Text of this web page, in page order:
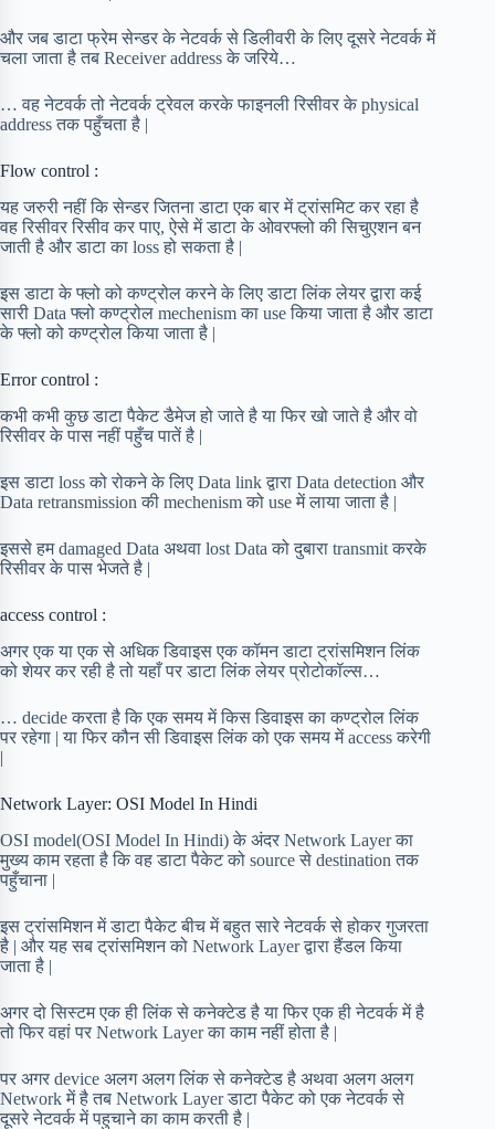
और जब डाटा फ्रेम सेन्डर के नेटवर्क से डिलीवरी के लिए दूसरे नेटवर्क में
चला जाता है तब Receiver address के जरिये…
… वह नेटवर्क तो नेटवर्क ट्रेवल करके फाइनली रिसीवर के physical
address तक पहुँचता है |
Flow control :
यह जरुरी नहीं कि सेन्डर जितना डाटा एक बार में ट्रांसमिट कर रहा है
वह रिसीवर रिसीव कर पाए, ऐसे में डाटा के ओवरफ्लो की सिचुएशन बन
जाती है और डाटा का loss हो सकता है |
इस डाटा के फ्लो को कण्ट्रोल करने के लिए डाटा लिंक लेयर द्वारा कई
सारी Data फ्लो कण्ट्रोल mechenism का use किया जाता है और डाटा
के फ्लो को कण्ट्रोल किया जाता है |
Error control :
कभी कभी कुछ डाटा पैकेट डैमेज हो जाते है या फिर खो जाते है और वो
रिसीवर के पास नहीं पहुँच पातें है |
इस डाटा loss को रोकने के लिए Data link द्वारा Data detection और
Data retransmission की mechenism को use में लाया जाता है |
इससे हम damaged Data अथवा lost Data को दुबारा transmit करके
रिसीवर के पास भेजते है |
access control :
अगर एक या एक से अधिक डिवाइस एक कॉमन डाटा ट्रांसमिशन लिंक
को शेयर कर रही है तो यहाँ पर डाटा लिंक लेयर प्रोटोकॉल्स…
… decide करता है कि एक समय में किस डिवाइस का कण्ट्रोल लिंक
पर रहेगा | या फिर कौन सी डिवाइस लिंक को एक समय में access करेगी
|
Network Layer: OSI Model In Hindi
OSI model(OSI Model In Hindi) के अंदर Network Layer का
मुख्य काम रहता है कि वह डाटा पैकेट को source से destination तक
पहुँचाना |
इस ट्रांसमिशन में डाटा पैकेट बीच में बहुत सारे नेटवर्क से होकर गुजरता
है | और यह सब ट्रांसमिशन को Network Layer द्वारा हैंडल किया
जाता है |
अगर दो सिस्टम एक ही लिंक से कनेक्टेड है या फिर एक ही नेटवर्क में है
तो फिर वहां पर Network Layer का काम नहीं होता है |
पर अगर device अलग अलग लिंक से कनेक्टेड है अथवा अलग अलग
Network में है तब Network Layer डाटा पैकेट को एक नेटवर्क से
दूसरे नेटवर्क में पहुचाने का काम करती है |